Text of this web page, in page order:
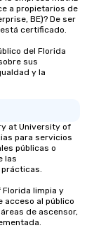
a propietarios de
BE)? De ser
certificado.
del Florida
sus
y la
at University of
para servicios
públicas o
las
limpia y
acceso al público
de ascensor,